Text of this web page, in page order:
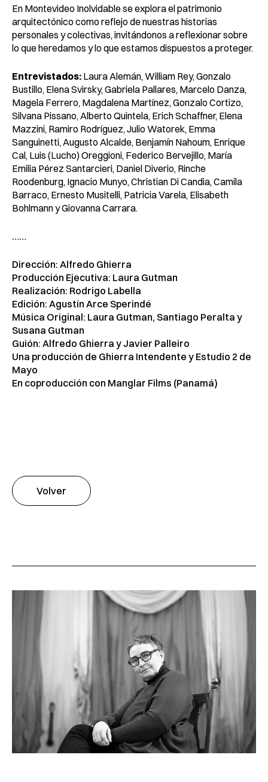
En Montevideo Inolvidable se explora el patrimonio
arquitectónico como reflejo de nuestras historias
personales y colectivas, invitándonos a reflexionar sobre
lo que heredamos y lo que estamos dispuestos a proteger.
Entrevistados: Laura Alemán, William Rey, Gonzalo
Bustillo, Elena Svirsky, Gabriela Pallares, Marcelo Danza,
Magela Ferrero, Magdalena Martínez, Gonzalo Cortizo,
Silvana Pissano, Alberto Quintela, Erich Schaffner, Elena
Mazzini, Ramiro Rodríguez, Julio Watorek, Emma
Sanguinetti, Augusto Alcalde, Benjamín Nahoum, Enrique
Cal, Luis (Lucho) Oreggioni, Federico Bervejillo, María
Emilia Pérez Santarcieri, Daniel Diverio, Rinche
Roodenburg, Ignacio Munyo, Christian Di Candia, Camila
Barraco, Ernesto Musitelli, Patricia Varela, Elisabeth
Bohlmann y Giovanna Carrara.
……
Dirección: Alfredo Ghierra
Producción Ejecutiva: Laura Gutman
Realización: Rodrigo Labella
Edición: Agustín Arce Sperindé
Música Original: Laura Gutman, Santiago Peralta y
Susana Gutman
Guión: Alfredo Ghierra y Javier Palleiro
Una producción de Ghierra Intendente y Estudio 2 de
Mayo
En coproducción con Manglar Films (Panamá)
Volver